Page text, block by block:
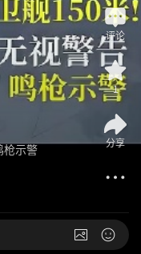
枪示警
评论
1
分享